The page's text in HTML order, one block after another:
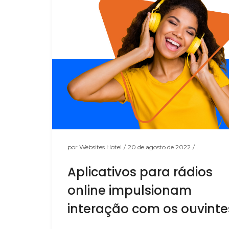
por Websites Hotel / 20 de agosto de 2022 /
Aplicativos para rádios
online impulsionam
interação com os